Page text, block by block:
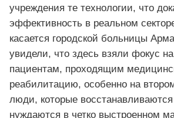
учреждения те технологии, что
эффективность в реальном
касается городской больницы
увидели, что здесь взяли фокус
пациентам, проходящим
реабилитацию, особенно на
люди, которые
нуждаются в четко выстроенном